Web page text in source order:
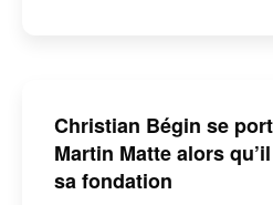
Christian Bégin se
Martin Matte alors
sa fondation